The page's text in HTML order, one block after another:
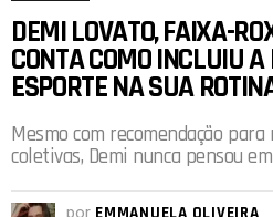
DEMI LOVATO, FAIXA-
CONTA COMO INCLUIU A
ESPORTE NA SUA
Mesmo com recomendação
coletivas, Demi nunca pensou
por EMMANUELA OLIVEIRA